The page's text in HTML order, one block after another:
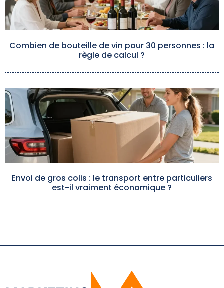
Combien de bouteille de vin pour 30 personnes : la
règle de calcul ?
Envoi de gros colis : le transport entre particuliers
est-il vraiment économique ?